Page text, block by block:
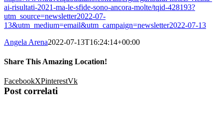
ai-risultati-2021-ma-le-sfide-sono-ancora-molte/tqid-428193?
utm_source=newsletter2022-07-
13&utm_medium=email&utm_campaign=newsletter2022-07-13
Angela Arena2022-07-13T16:24:14+00:00
Share This Amazing Location!
FacebookXPinterestVk
Post correlati